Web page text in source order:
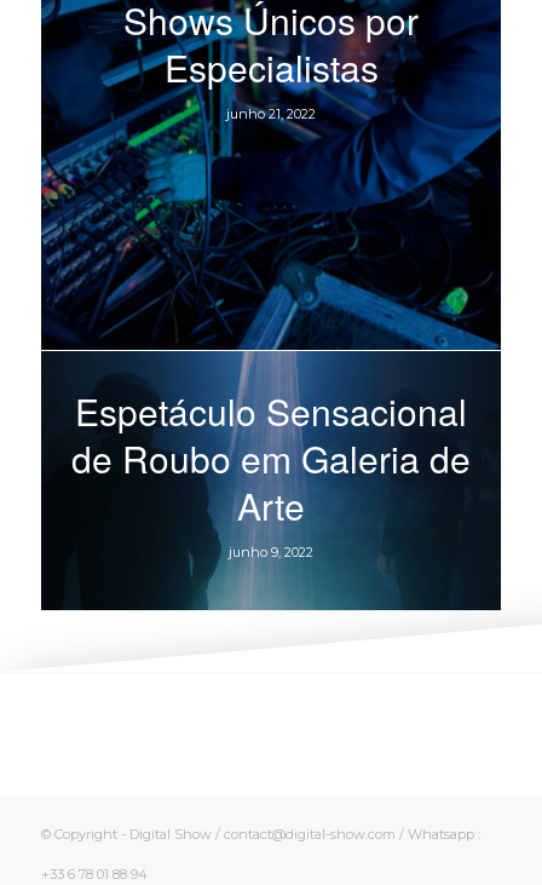
Shows Únicos por
Especialistas
junho 21, 2022
Espetáculo Sensacional
de Roubo em Galeria de
Arte
junho 9, 2022
© Copyright - Digital Show / contact@digital-show.com / Whatsapp :
+33 6 78 01 88 94